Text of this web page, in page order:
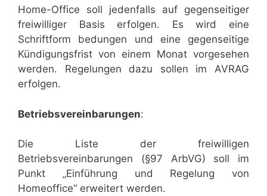
Home-Office soll jedenfalls auf gegenseitiger
freiwilliger Basis erfolgen. Es wird eine
Schriftform bedungen und eine gegenseitige
Kündigungsfrist von einem Monat vorgesehen
werden. Regelungen dazu sollen im AVRAG
erfolgen.
Betriebsvereinbarungen:
Die Liste der freiwilligen
Betriebsvereinbarungen (§97 ArbVG) soll im
Punkt „Einführung und Regelung von
Homeoffice“ erweitert werden.